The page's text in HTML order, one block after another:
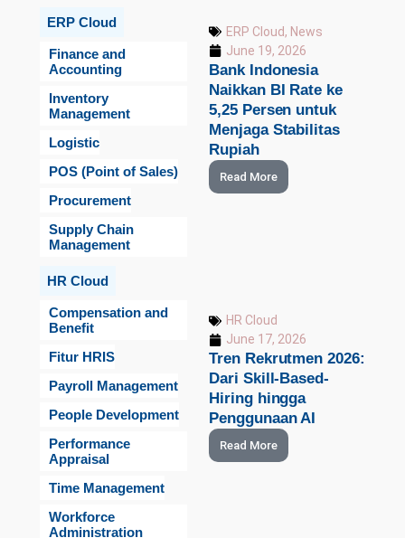
ERP Cloud
Finance and
Accounting
Inventory
Management
Logistic
POS (Point of Sales)
Procurement
Supply Chain
Management
HR Cloud
Compensation and
Benefit
Fitur HRIS
Payroll Management
People Development
Performance
Appraisal
Time Management
Workforce
Administration
ERP Cloud, News
June 19, 2026
Bank Indonesia
Naikkan BI Rate ke
5,25 Persen untuk
Menjaga Stabilitas
Rupiah
Read More
HR Cloud
June 17, 2026
Tren Rekrutmen 2026:
Dari Skill-Based-
Hiring hingga
Penggunaan AI
Read More